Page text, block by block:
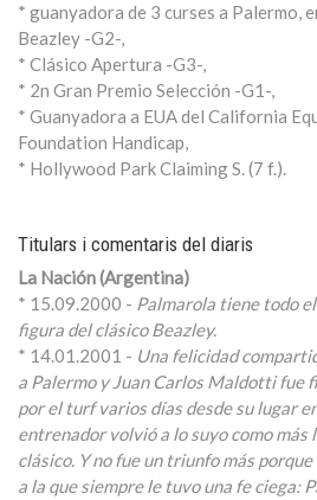
* guanyadora de 3 curses a Palermo,
Beazley -G2-,
* Clásico Apertura -G3-,
* 2n Gran Premio Selección -G1-,
* Guanyadora a EUA del California
Foundation Handicap,
* Hollywood Park Claiming S. (7 f.).
Titulars i comentaris del diaris
La Nación (Argentina)
* 15.09.2000 - Palmarola tiene todo
figura del clásico Beazley.
* 14.01.2001 - Una felicidad
a Palermo y Juan Carlos Maldotti fue
por el turf varios días desde su lugar
entrenador volvió a lo suyo como más
clásico. Y no fue un triunfo más
a la que siempre le tuvo una fe ciega: